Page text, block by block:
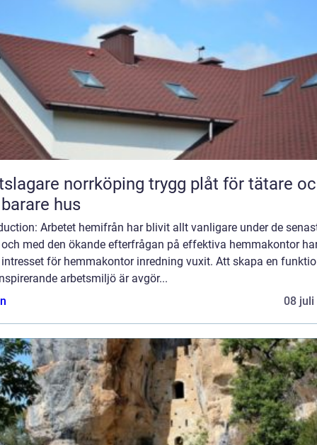
norrköping trygg plåt för tätare och
hus
Arbetet hemifrån har blivit allt vanligare under de
och med den ökande efterfrågan på effektiva hemmakontor
för hemmakontor inredning vuxit. Att skapa en
arbetsmiljö är avgör...
08 juli